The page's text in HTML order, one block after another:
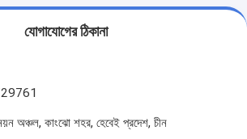
যোগাযোগের ঠিকানা
অঞ্চল, কাংঝো শহর, হেবেই প্রদেশ, চীন